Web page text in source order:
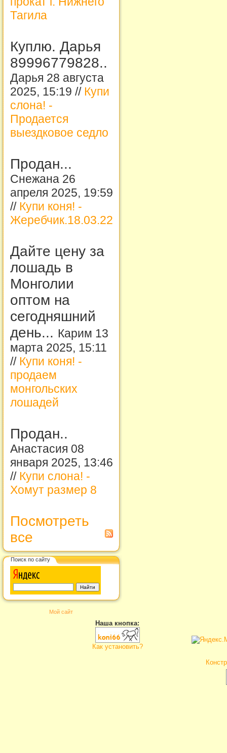
Тагила
Куплю. Дарья
89996779828..
Дарья 28 августа
2025, 15:19 // Купи
слона! -
Продается
выездковое седло
Продан...
Снежана 26
апреля 2025, 19:59
// Купи коня! -
Жеребчик.18.03.22
Дайте цену за
лошадь в
Монголии
оптом на
сегодняшний
день... Карим 13
марта 2025, 15:11
// Купи коня! -
продаем
монгольских
лошадей
Продан..
Анастасия 08
января 2025, 13:46
// Купи слона! -
Хомут размер 8
Посмотреть
все
Поиск по сайту
Мой сайт
Наша кнопка:
Как установить?